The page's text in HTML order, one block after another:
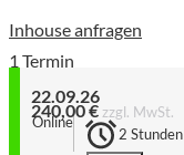
Inhouse anfragen
1 Termin
22.09.26
240,00 € zzgl. MwSt.
Online
2 Stunden